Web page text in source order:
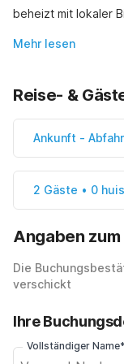
beheizt mit lokaler
Mehr lesen
Reise- &
Ankunft -
2 Gäste • 0
Angaben zum
Die
verschickt
Ihre
Vollständiger Name*